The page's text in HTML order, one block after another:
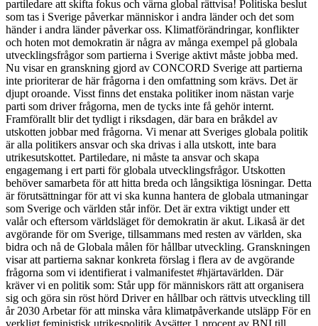
partiledare att skifta fokus och värna global rättvisa! Politiska beslut
som tas i Sverige påverkar människor i andra länder och det som
händer i andra länder påverkar oss. Klimatförändringar, konflikter
och hoten mot demokratin är några av många exempel på globala
utvecklingsfrågor som partierna i Sverige aktivt måste jobba med.
Nu visar en granskning gjord av CONCORD Sverige att partierna
inte prioriterar de här frågorna i den omfattning som krävs. Det är
djupt oroande. Visst finns det enstaka politiker inom nästan varje
parti som driver frågorna, men de tycks inte få gehör internt.
Framförallt blir det tydligt i riksdagen, där bara en bråkdel av
utskotten jobbar med frågorna. Vi menar att Sveriges globala politik
är alla politikers ansvar och ska drivas i alla utskott, inte bara
utrikesutskottet. Partiledare, ni måste ta ansvar och skapa
engagemang i ert parti för globala utvecklingsfrågor. Utskotten
behöver samarbeta för att hitta breda och långsiktiga lösningar. Detta
är förutsättningar för att vi ska kunna hantera de globala utmaningar
som Sverige och världen står inför. Det är extra viktigt under ett
valår och eftersom världsläget för demokratin är akut. Likaså är det
avgörande för om Sverige, tillsammans med resten av världen, ska
bidra och nå de Globala målen för hållbar utveckling. Granskningen
visar att partierna saknar konkreta förslag i flera av de avgörande
frågorna som vi identifierat i valmanifestet #hjärtavärlden. Där
kräver vi en politik som: Står upp för människors rätt att organisera
sig och göra sin röst hörd Driver en hållbar och rättvis utveckling till
år 2030 Arbetar för att minska våra klimatpåverkande utsläpp För en
verkligt feministisk utrikespolitik Avsätter 1 procent av BNI till